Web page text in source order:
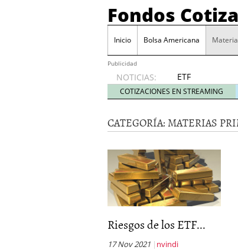
Fondos
Inicio Bolsa Americana
Publicidad
NOTICIAS:
ETF
activos:
el
que más
crece en
Europa y
que
empieza
a llegar
al
inversor
español
febrero
28, 2026
COTIZACIONES EN STREAMING
CATEGORÍA: MATERIAS
Riesgos de los ETF...
17 Nov 2021 nvindi